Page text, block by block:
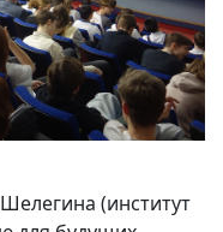
(институт